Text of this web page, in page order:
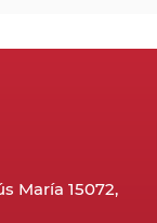
María 15072,